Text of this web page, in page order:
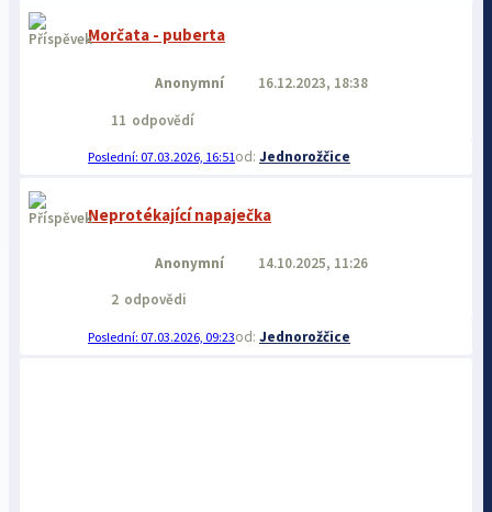
Morčata - puberta
Anonymní
16.12.2023, 18:38
11 odpovědí
07.03.2026, 16:51 Jednorožčice
Neprotékající napaječka
Anonymní
14.10.2025, 11:26
2 odpovědi
07.03.2026, 09:23 Jednorožčice